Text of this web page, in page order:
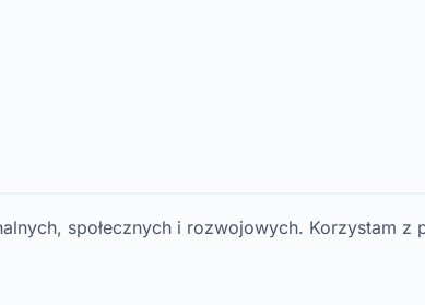
społecznych i rozwojowych. Korzystam